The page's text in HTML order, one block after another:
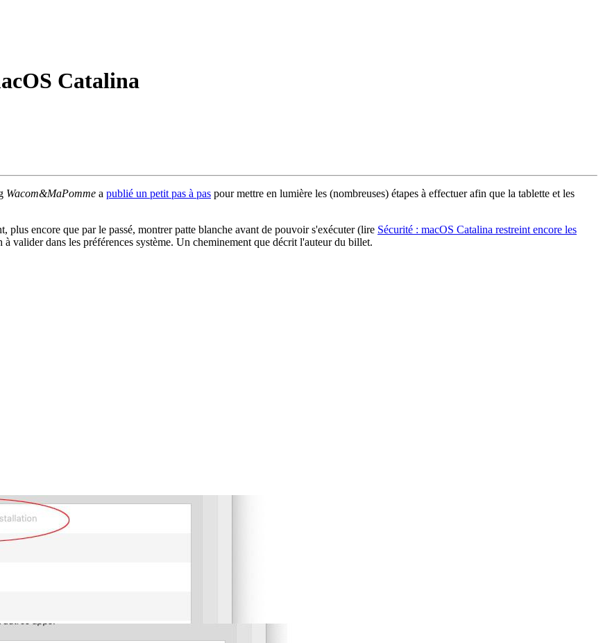
Catalina
Wacom&MaPomme a publié un petit pas à pas pour mettre en lumière les (nombreuses) étapes à effectuer afin que la tablette et les
encore que par le passé, montrer patte blanche avant de pouvoir s'exécuter (lire Sécurité : macOS Catalina restreint encore les
valider dans les préférences système. Un cheminement que décrit l'auteur du billet.